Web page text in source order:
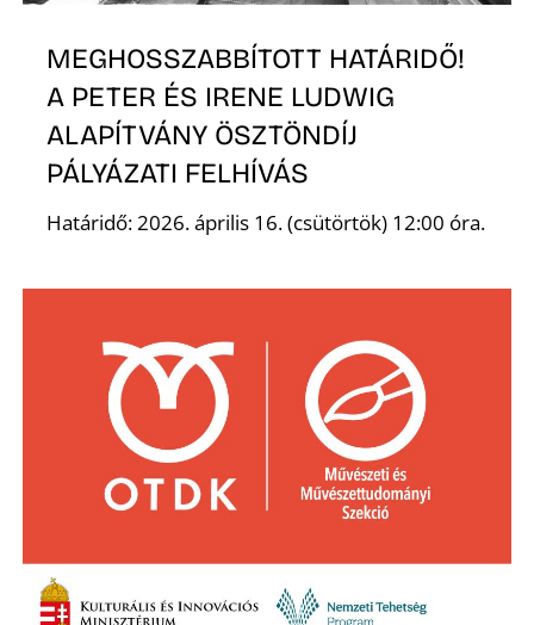
MEGHOSSZABBÍTOTT HATÁRIDŐ!
A PETER ÉS IRENE LUDWIG
ALAPÍTVÁNY ÖSZTÖNDÍJ
PÁLYÁZATI FELHÍVÁS
Határidő: 2026. április 16. (csütörtök) 12:00 óra.